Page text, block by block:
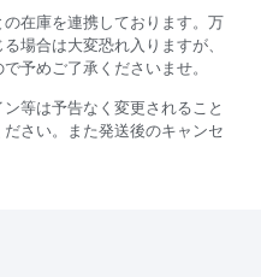
在庫を連携しております。万
場合は大変恐れ入りますが、
予めご了承くださいませ。
等は予告なく変更されること
さい。また発送後のキャンセ